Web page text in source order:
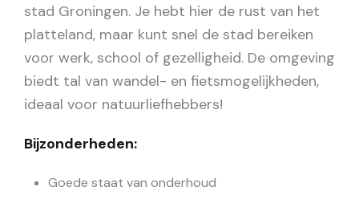
stad Groningen. Je hebt hier de rust van het
platteland, maar kunt snel de stad bereiken
voor werk, school of gezelligheid. De omgeving
biedt tal van wandel- en fietsmogelijkheden,
ideaal voor natuurliefhebbers!
Bijzonderheden:
Goede staat van onderhoud